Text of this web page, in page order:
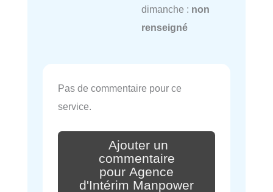
dimanche : non
renseigné
Pas de commentaire pour ce
service.
Ajouter un
commentaire
pour Agence
d'Intérim Manpower